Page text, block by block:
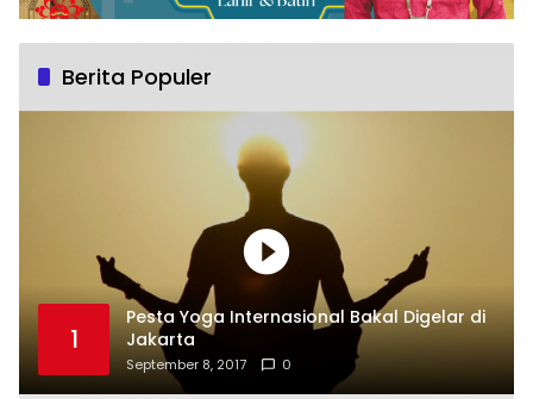
Berita Populer
1
Pesta Yoga Internasional Bakal Digelar di
Jakarta
September 8, 2017 0